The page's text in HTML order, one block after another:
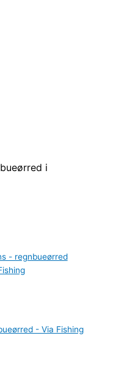
i
- regnbueørred
- Via Fishing